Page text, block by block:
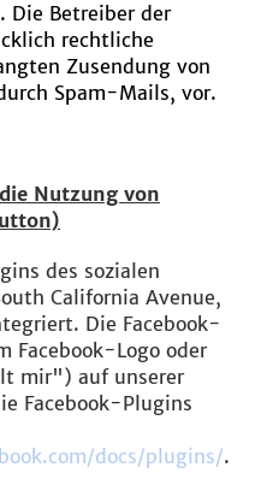
Die Betreiber der
rechtliche
Zusendung von
Spam-Mails, vor.
Nutzung von
des sozialen
California Avenue,
Die Facebook-
Facebook-Logo oder
mir") auf unserer
Facebook-Plugins
docs/plugins/.